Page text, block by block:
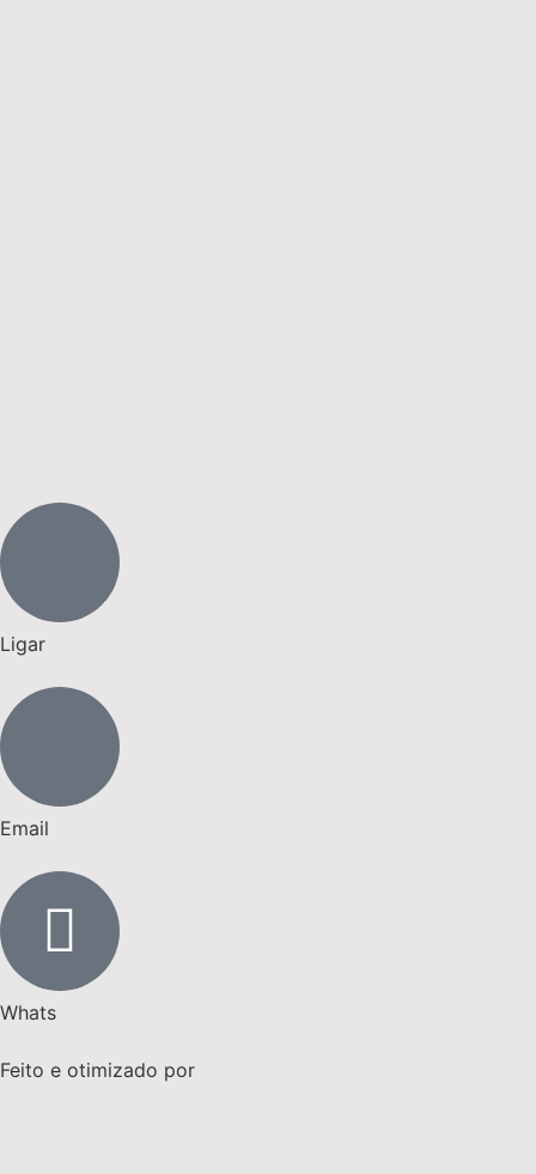
Ligar
Email
Whats
Feito e otimizado por